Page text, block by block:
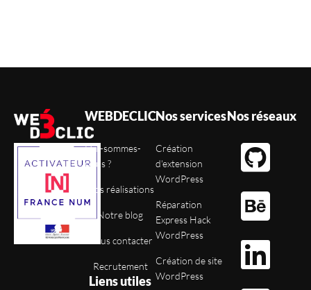
WEBDECLIC
Qui-sommes-
nous ?
Nos réalisations
Notre blog
Nous contacter
Recrutement
Liens utiles
Nos services
Création
d'extension
WordPress
Réparation
Express Hack
WordPress
Création de site
WordPress
Nos réseaux